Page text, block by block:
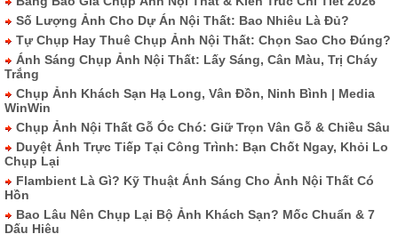
Số Lượng Ảnh Cho Dự Án Nội Thất: Bao Nhiêu Là Đủ?
Tự Chụp Hay Thuê Chụp Ảnh Nội Thất: Chọn Sao Cho Đúng?
Ánh Sáng Chụp Ảnh Nội Thất: Lấy Sáng, Cân Màu, Trị Cháy
Trắng
Chụp Ảnh Khách Sạn Hạ Long, Vân Đồn, Ninh Bình | Media
WinWin
Chụp Ảnh Nội Thất Gỗ Óc Chó: Giữ Trọn Vân Gỗ & Chiều Sâu
Duyệt Ảnh Trực Tiếp Tại Công Trình: Bạn Chốt Ngay, Khỏi Lo
Chụp Lại
Flambient Là Gì? Kỹ Thuật Ánh Sáng Cho Ảnh Nội Thất Có
Hồn
Bao Lâu Nên Chụp Lại Bộ Ảnh Khách Sạn? Mốc Chuẩn & 7
Dấu Hiệu